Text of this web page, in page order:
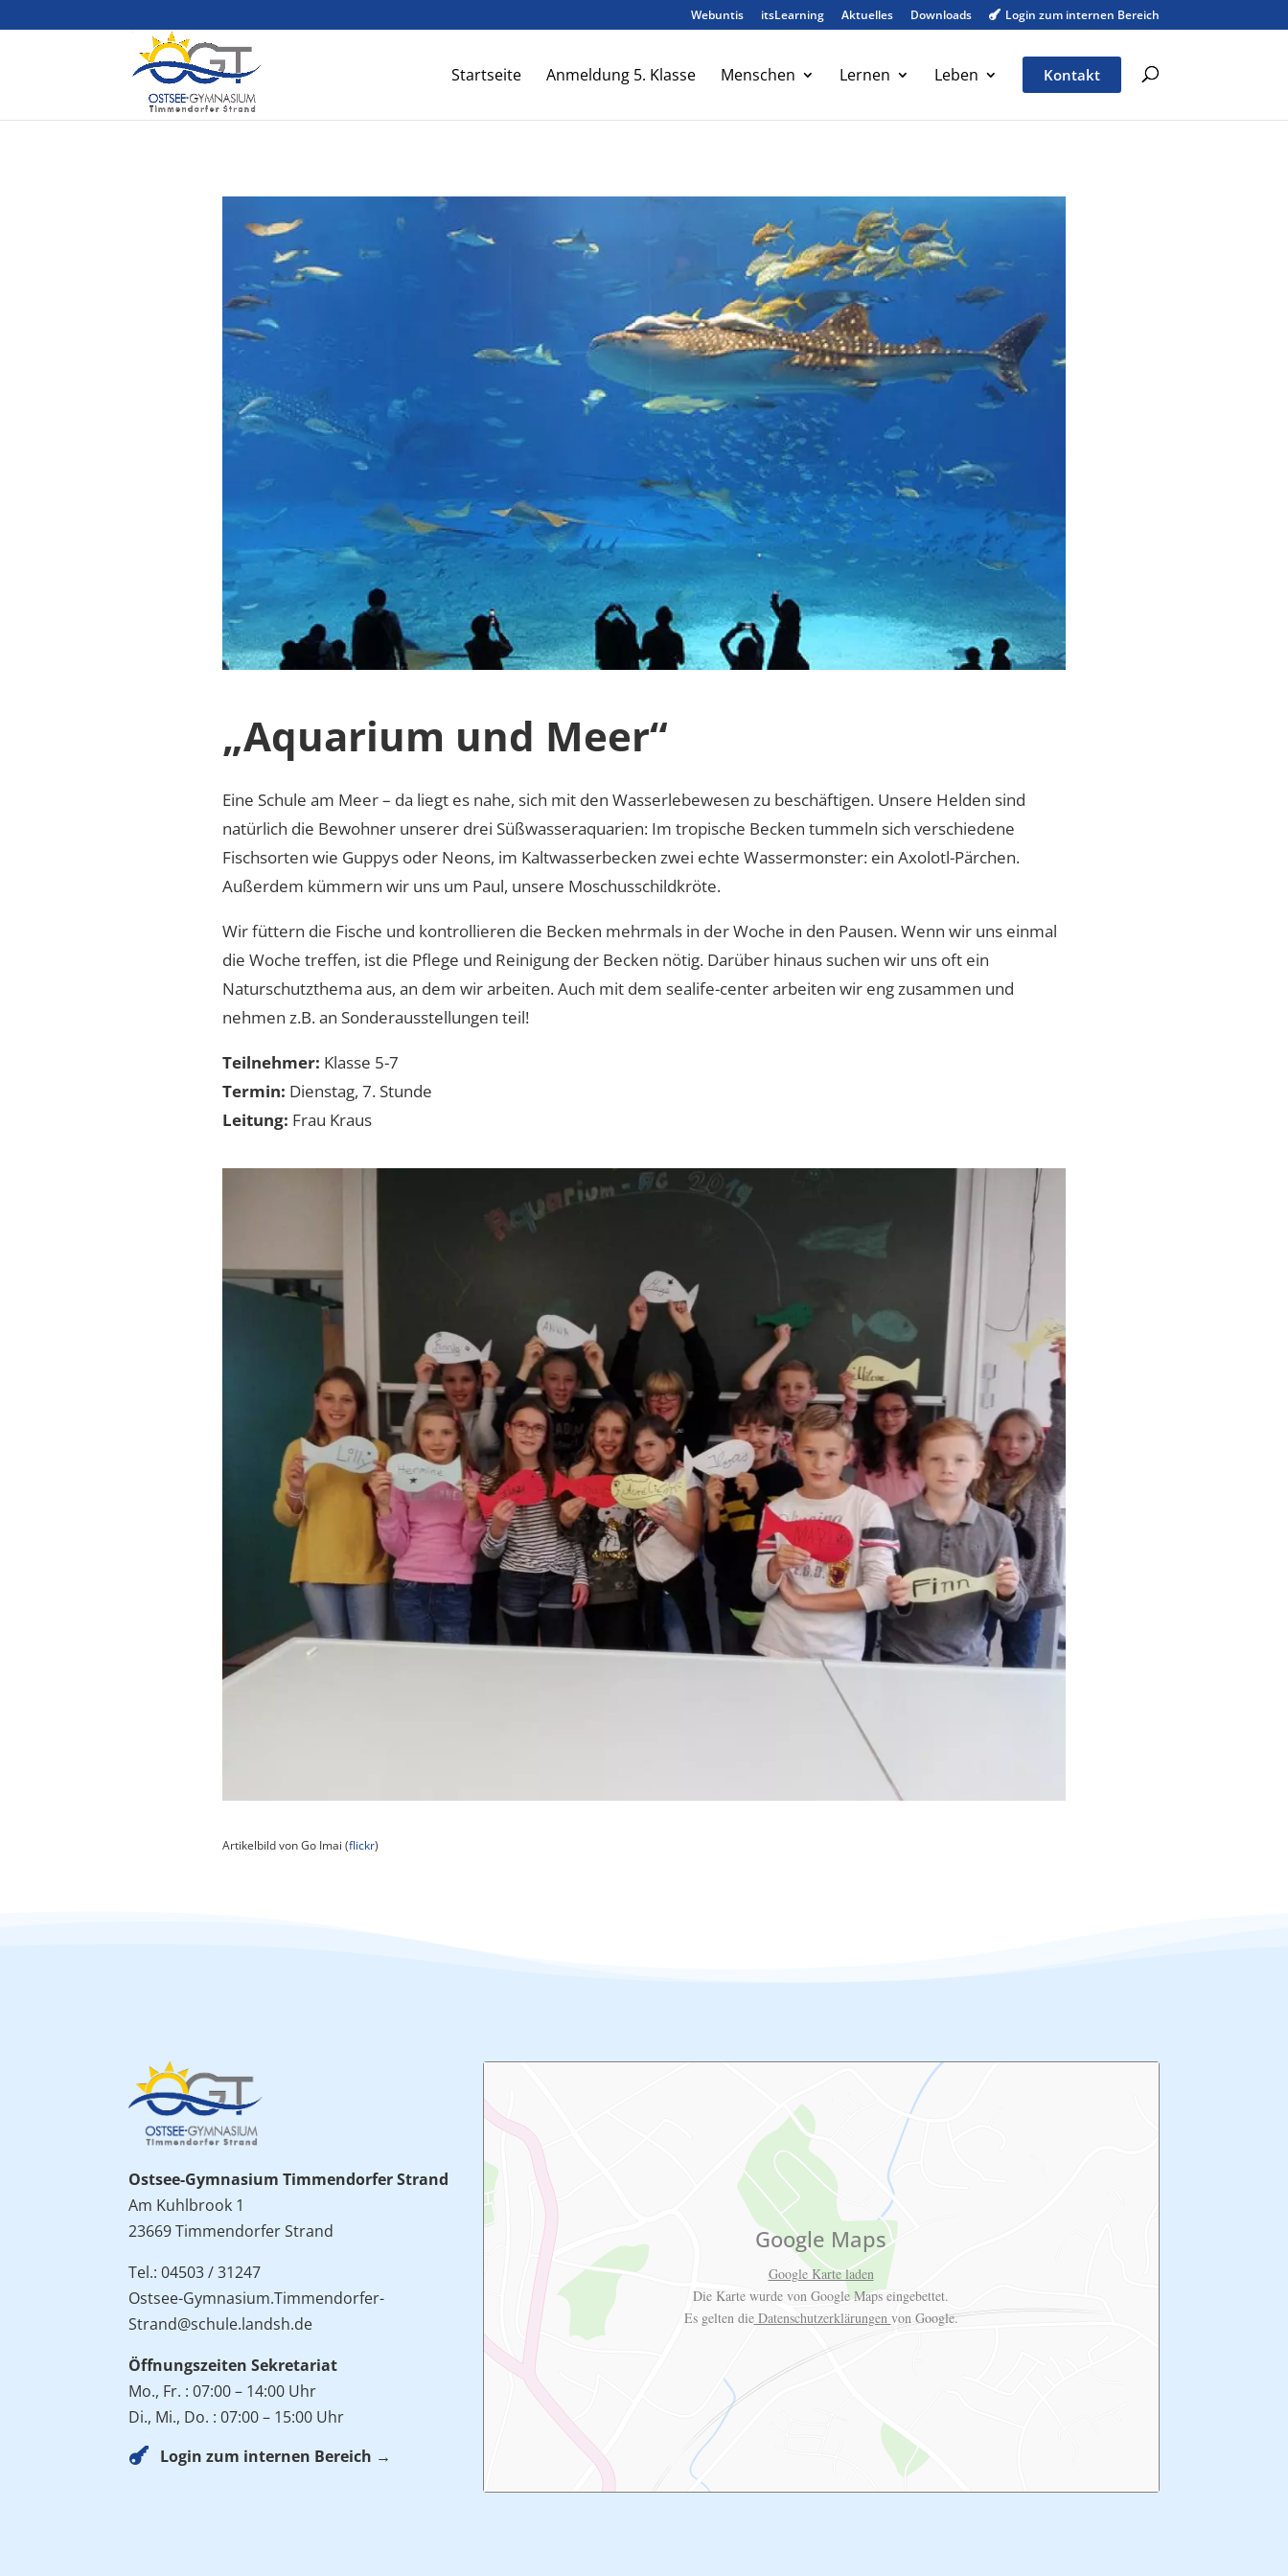
Webuntis itsLearning Aktuelles Downloads  Login zum internen Bereich
Startseite Anmeldung 5. Klasse Menschen Lernen Leben Kontakt
„Aquarium und Meer“
Eine Schule am Meer – da liegt es nahe, sich mit den Wasserlebewesen zu beschäftigen. Unsere Helden sind
natürlich die Bewohner unserer drei Süßwasseraquarien: Im tropische Becken tummeln sich verschiedene
Fischsorten wie Guppys oder Neons, im Kaltwasserbecken zwei echte Wassermonster: ein Axolotl-Pärchen.
Außerdem kümmern wir uns um Paul, unsere Moschusschildkröte.
Wir füttern die Fische und kontrollieren die Becken mehrmals in der Woche in den Pausen. Wenn wir uns einmal
die Woche treffen, ist die Pflege und Reinigung der Becken nötig. Darüber hinaus suchen wir uns oft ein
Naturschutzthema aus, an dem wir arbeiten. Auch mit dem sealife-center arbeiten wir eng zusammen und
nehmen z.B. an Sonderausstellungen teil!
Teilnehmer: Klasse 5-7
Termin: Dienstag, 7. Stunde
Leitung: Frau Kraus
Artikelbild von Go Imai (flickr)
Ostsee-Gymnasium Timmendorfer Strand
Am Kuhlbrook 1
23669 Timmendorfer Strand
Tel.: 04503 / 31247
Ostsee-Gymnasium.Timmendorfer-
Strand@schule.landsh.de
Öffnungszeiten Sekretariat
Mo., Fr. : 07:00 – 14:00 Uhr
Di., Mi., Do. : 07:00 – 15:00 Uhr
 Login zum internen Bereich →
Google Maps
Google Karte laden
Die Karte wurde von Google Maps eingebettet.
Es gelten dieDatenschutzerklärungen von Google.